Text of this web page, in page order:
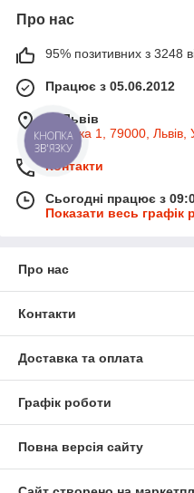
Про нас
95% позитивних з 3248
Працює з 05.06.2012
м. Львів
Широка 1, 79000, Львів,
Контакти
Сьогодні працює з
Показати весь графік
Про нас
Контакти
Доставка та оплата
Графік роботи
Повна версія сайту
КНОПКА
ЗВ'ЯЗКУ